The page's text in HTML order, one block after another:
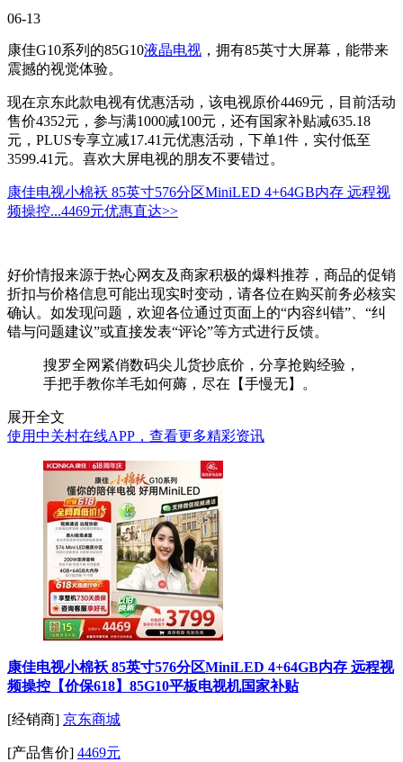
06-13
康佳G10系列的85G10液晶电视 ，拥有85英寸大屏幕，能带来
震撼的视觉体验。
现在京东此款电视有优惠活动，该电视原价4469元，目前活动
售价4352元，参与满1000减100元，还有国家补贴减635.18
元，PLUS专享立减17.41元优惠活动，下单1件，实付低至
3599.41元。喜欢大屏电视的朋友不要错过。
康佳电视小棉袄 85英寸576分区MiniLED 4+64GB内存 远程视
频操控...4469元优惠直达>>
好价情报来源于热心网友及商家积极的爆料推荐，商品的促销
折扣与价格信息可能出现实时变动，请各位在购买前务必核实
确认。如发现问题，欢迎各位通过页面上的“内容纠错”、“纠
错与问题建议”或直接发表“评论”等方式进行反馈。
搜罗全网紧俏数码尖儿货抄底价，分享抢购经验，
手把手教你羊毛如何薅，尽在【手慢无】。
展开全文
使用中关村在线APP，查看更多精彩资讯
康佳电视小棉袄 85英寸576分区MiniLED 4+64GB内存 远程视
频操控【价保618】85G10平板电视机国家补贴
[经销商] 京东商城
[产品售价] 4469元